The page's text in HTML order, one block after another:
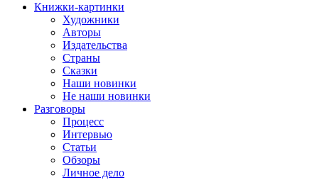
Книжки-картинки
Художники
Авторы
Издательства
Страны
Сказки
Наши новинки
Не наши новинки
Разговоры
Процесс
Интервью
Статьи
Обзоры
Личное дело